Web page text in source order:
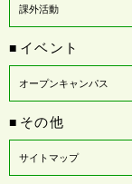
課外活動
■ イベント
オープンキャンパス
■ その他
サイトマップ